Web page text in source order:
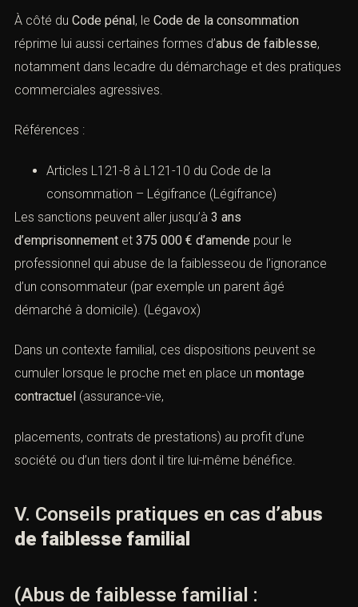
À côté du Code pénal, le Code de la consommation
réprime lui aussi certaines formes d’abus de faiblesse,
notamment dans lecadre du démarchage et des pratiques
commerciales agressives.
Références :
Articles L121-8 à L121-10 du Code de la
consommation – Légifrance (Légifrance)
Les sanctions peuvent aller jusqu’à 3 ans
d’emprisonnement et 375 000 € d’amende pour le
professionnel qui abuse de la faiblesseou de l’ignorance
d’un consommateur (par exemple un parent âgé
démarché à domicile). (Légavox)
Dans un contexte familial, ces dispositions peuvent se
cumuler lorsque le proche met en place un montage
contractuel (assurance-vie,
placements, contrats de prestations) au profit d’une
société ou d’un tiers dont il tire lui-même bénéfice.
V. Conseils pratiques en cas d’abus
de faiblesse familial
(Abus de faiblesse familial :